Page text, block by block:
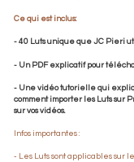
Ce qui est inclus:
- 40 Luts unique que JC Pieri
- Un PDF explicatif pour
- Une vidéo tutorielle qui
comment importer les Luts sur
sur vos vidéos.
Infos importantes :
- Les Luts sont applicables sur